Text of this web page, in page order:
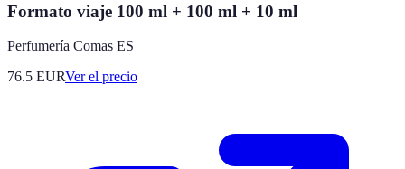
Formato viaje 100 ml + 100 ml + 10 ml
Perfumería Comas ES
76.5 EURVer el precio